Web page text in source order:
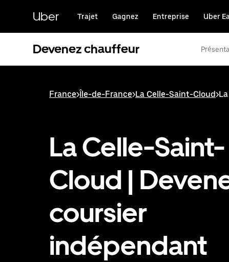
principal
Uber Trajet Gagnez Entreprise Uber
Devenez chauffeur
France>Île-de-France>La Celle-Saint-Cloud>
La Celle-Saint-
Cloud |
coursier
indépendant